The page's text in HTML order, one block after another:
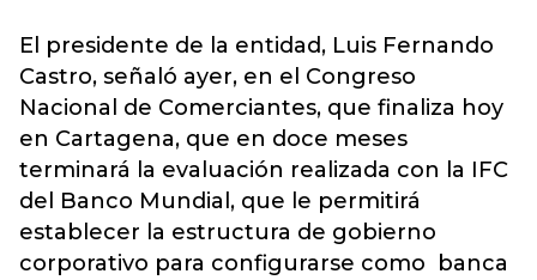
El presidente de la entidad, Luis Fernando
Castro, señaló ayer, en el Congreso
Nacional de Comerciantes, que finaliza hoy
en Cartagena, que en doce meses
terminará la evaluación realizada con la IFC
del Banco Mundial, que le permitirá
establecer la estructura de gobierno
corporativo para configurarse como banca